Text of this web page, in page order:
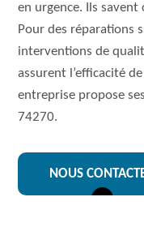
en urgence. Ils
Pour des réparations
interventions de
assurent l’efficacité
entreprise propose
74270.
NOUS